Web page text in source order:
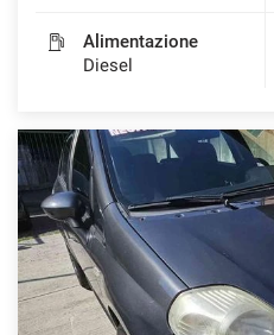
Alimentazione
Diesel